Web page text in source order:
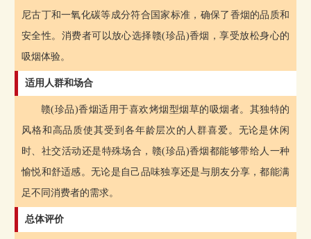
尼古丁和一氧化碳等成分符合国家标准，确保了香烟的品质和
安全性。消费者可以放心选择赣(珍品)香烟，享受放松身心的
吸烟体验。
适用人群和场合
赣(珍品)香烟适用于喜欢烤烟型烟草的吸烟者。其独特的
风格和高品质使其受到各年龄层次的人群喜爱。无论是休闲
时、社交活动还是特殊场合，赣(珍品)香烟都能够带给人一种
愉悦和舒适感。无论是自己品味独享还是与朋友分享，都能满
足不同消费者的需求。
总体评价